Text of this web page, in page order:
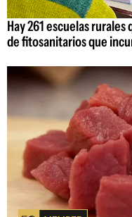
Hay 261 escuelas
de fitosanitarios que